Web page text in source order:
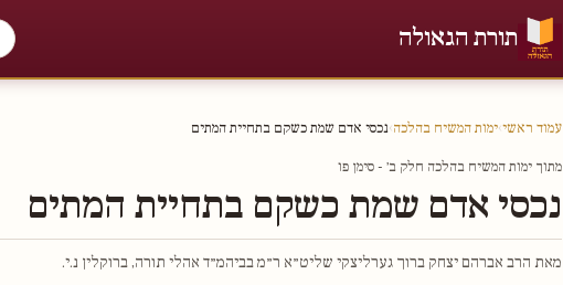
תורת הגאולה
עמוד ראשי›ימות המשיח בהלכה›נכסי אדם שמת כשקם בתחיית המתים
מתוך ימות המשיח בהלכה חלק ב׳ - סימן פו
נכסי אדם שמת כשקם בתחיית המתים
מאת הרב אברהם יצחק ברוך גערליצקי שליט״א ר״מ בביהמ״ד אהלי תורה, ברוקלין נ.י.